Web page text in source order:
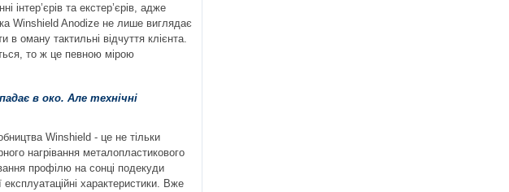
інтер’єрів та екстер’єрів, адже
Winshield Anodize не лише виглядає
оману тактильні відчуття клієнта.
то ж це певною мірою
в око. Але технічні
Winshield - це не тільки
нагрівання металопластикового
профілю на сонці подекуди
характеристики. Вже